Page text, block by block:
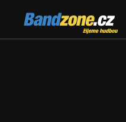
Bandzone.cz
žijeme hudbou